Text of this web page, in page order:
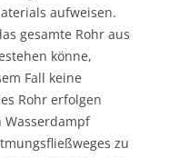
aufweisen.
gesamte Rohr aus
könne,
Fall keine
Rohr erfolgen
Wasserdampf
zu